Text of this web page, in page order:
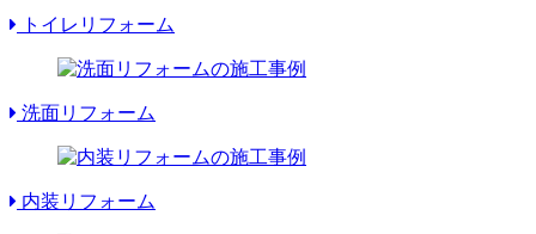
トイレリフォーム
洗面リフォーム
内装リフォーム